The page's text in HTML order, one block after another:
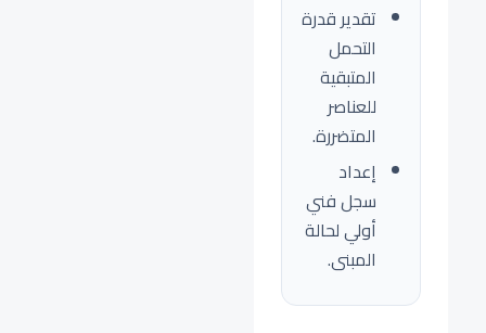
تقدير قدرة
التحمل
المتبقية
للعناصر
المتضررة.
إعداد
سجل فني
أولي لحالة
المبنى.